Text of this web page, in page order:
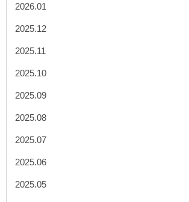
2026.01
2025.12
2025.11
2025.10
2025.09
2025.08
2025.07
2025.06
2025.05